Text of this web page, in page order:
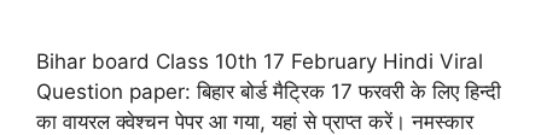
Bihar board Class 10th 17 February Hindi Viral
Question paper: बिहार बोर्ड मैट्रिक 17 फरवरी के लिए हिन्दी
का वायरल क्वेश्चन पेपर आ गया, यहां से प्राप्त करें। नमस्कार